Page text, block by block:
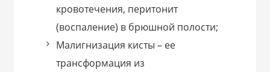
кровотечения, перитонит
(воспаление) в брюшной полости;
Малигнизация кисты – ее
трансформация из